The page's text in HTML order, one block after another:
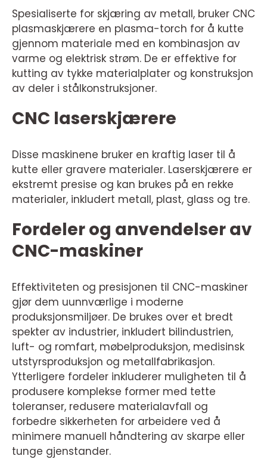
Spesialiserte for skjæring av metall, bruker CNC
plasmaskjærere en plasma-torch for å kutte
gjennom materiale med en kombinasjon av
varme og elektrisk strøm. De er effektive for
kutting av tykke materialplater og konstruksjon
av deler i stålkonstruksjoner.
CNC laserskjærere
Disse maskinene bruker en kraftig laser til å
kutte eller gravere materialer. Laserskjærere er
ekstremt presise og kan brukes på en rekke
materialer, inkludert metall, plast, glass og tre.
Fordeler og anvendelser av
CNC-maskiner
Effektiviteten og presisjonen til CNC-maskiner
gjør dem uunnværlige i moderne
produksjonsmiljøer. De brukes over et bredt
spekter av industrier, inkludert bilindustrien,
luft- og romfart, møbelproduksjon, medisinsk
utstyrsproduksjon og metallfabrikasjon.
Ytterligere fordeler inkluderer muligheten til å
produsere komplekse former med tette
toleranser, redusere materialavfall og
forbedre sikkerheten for arbeidere ved å
minimere manuell håndtering av skarpe eller
tunge gjenstander.